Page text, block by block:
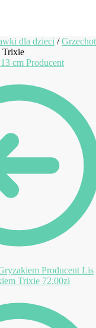
dla dzieci /
Trixie
Lis
Trixie 72,00zł